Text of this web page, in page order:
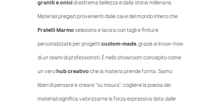
graniti e onicidi estrema bellezza e dalla storia millenaria.
Materiali pregiati provenienti dalle cave del mondo intero che
Fratelli Marmoseleziona e lavora con tagli e finiture
personalizzate per progetticustom-made, grazie al know-how
di un teami di professionisti. È nello showroom concepito come
un verohub creativoche la materia prende forma. Siamo
liberi di pensare e creare “su misura”: cogliere la poesia dei
materiali significa valorizzarne la forza espressiva data dalle